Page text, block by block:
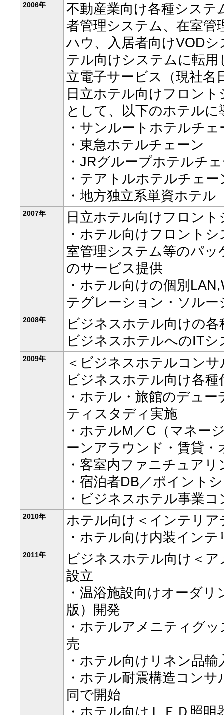
2006年
不動産業向け各種システ
者管理システム、在室管
ハウ、入居者向けVOD
テル向けシステムに転
立電子サービス（現社名
日立ホテル向けフロン
として、以下のホテルに
・サンルートホテルチェ
・東急ホテルチェーン
・JRグループホテルチ
・テアトルホテルチェー
・地方独立系単資ホテル
2007年
日立ホテル向けフロン
・ホテル向けフロント
室管理システム等のパ
のサービス提供
・ホテル向けの個別
テグレーション・ソルー
2008年
ビジネスホテル向けの
ビジネスホテルへのIT
2009年
＜ビジネスホテルコン
ビジネスホテル向け各
・ホテル・旅館のデュ
ティスタディ実施
・ホテルM／C（マネー
ーンアラウンド・賃貸
・客室内ファニチュア
・宿泊者DB／ポイント
・ビジネスホテル事業
2010年
ホテル向け＜インテリ
・ホテル向け内装イン
2011年
ビジネスホテル向け＜
設立
・温浴施設向けオーダ
版）開発
・ホテルアメニティグ
売
・ホテル向けリネン品輸
・ホテル耐震構造コン
同で開始
・ホテル向けＬＥＤ照明